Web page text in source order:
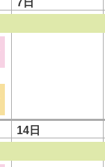
7日
14日